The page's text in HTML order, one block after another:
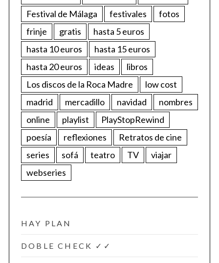
Festival de Málaga
festivales
fotos
frinje
gratis
hasta 5 euros
hasta 10 euros
hasta 15 euros
hasta 20 euros
ideas
libros
Los discos de la Roca Madre
low cost
madrid
mercadillo navidad
nombres
online
playlist
PlayStopRewind
poesía
reflexiones
Retratos de cine
series
sofá teatro TV
viajar
webseries
HAY PLAN
DOBLE CHECK ✓✓